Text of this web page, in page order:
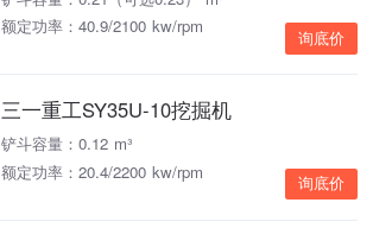
额定功率：40.9/2100 kw/rpm
询底价
三一重工SY35U-10挖掘机
铲斗容量：0.12 m³
额定功率：20.4/2200 kw/rpm
询底价